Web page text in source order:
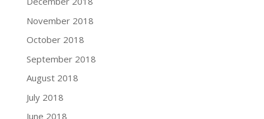
November 2018
October 2018
September 2018
August 2018
July 2018
June 2018